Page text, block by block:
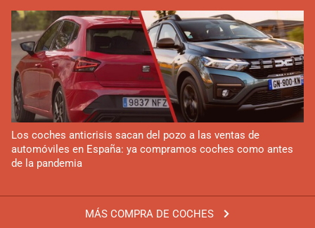
MÁS COMPRA DE COCHES
Los coches anticrisis sacan del pozo a las ventas de
automóviles en España: ya compramos coches como antes
de la pandemia